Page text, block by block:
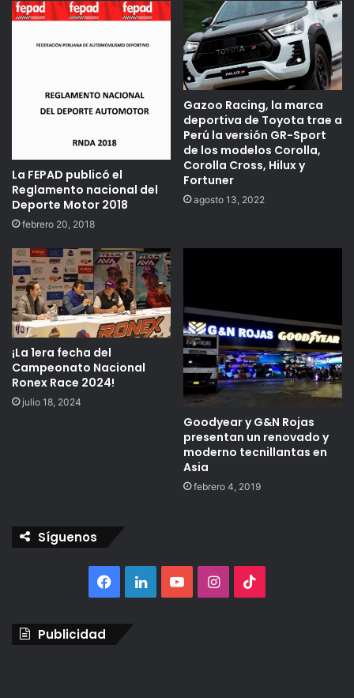
La FEPAD publicó el
Reglamento nacional del
Deporte Motor 2018
febrero 20, 2018
Gazoo Racing, la marca
deportiva de Toyota trae a
Perú la versión GR-Sport
de los modelos Corolla,
Corolla Cross, Hilux y
Fortuner
agosto 13, 2022
¡La 1era fecha del
Campeonato Nacional
Ronex Race 2024!
julio 18, 2024
Goodyear y G&N Rojas
presentan un renovado y
moderno tecnillantas en
Asia
febrero 4, 2019
Síguenos
Facebook
LinkedInYouTubeInstagram
Publicidad